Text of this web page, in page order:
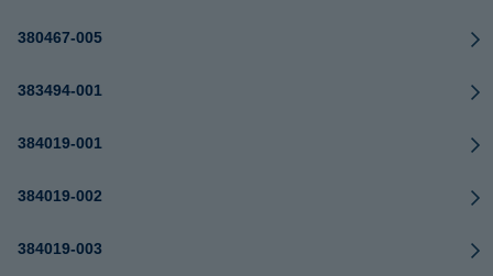
380467-005
383494-001
384019-001
384019-002
384019-003